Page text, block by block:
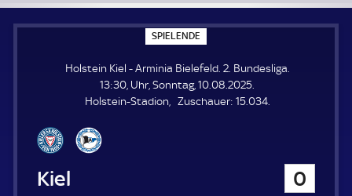
SPIELENDE
P
E
L
E
N
Holstein Kiel - Arminia Bielefeld. 2. Bundesliga.
13:30, Uhr, Sonntag, 10.08.2025.
Holstein-Stadion
Zuschauer: Z
15.034.
Holstein Kiel
0